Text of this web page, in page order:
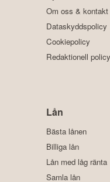
Om oss & kontakt
Dataskyddspolicy
Cookiepolicy
Redaktionell policy
Lån
Bästa lånen
Billiga lån
Lån med låg ränta
Samla lån